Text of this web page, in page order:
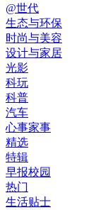
@世代
生态与环保
时尚与美容
设计与家居
光影
科玩
科普
汽车
心事家事
精选
特辑
早报校园
热门
生活贴士